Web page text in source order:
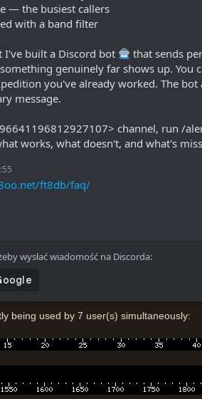
— the busiest callers
with a band filter
I've built a Discord bot
that sends
genuinely far shows up.
you've already worked. The
message.
channel, run /
works, what doesn't, and what's
ft8db/faq/
wysłać wiadomość na Discorda:
being used by 7 user(s)